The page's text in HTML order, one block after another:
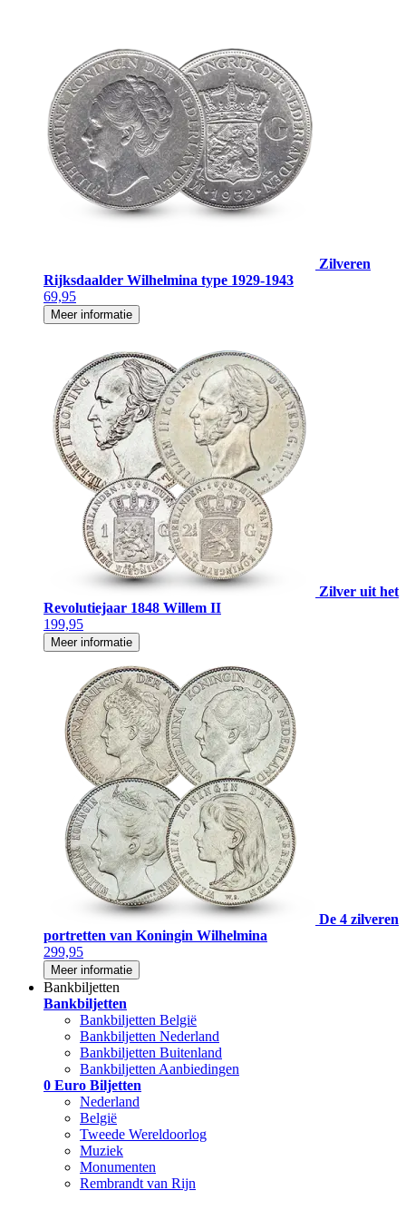
Zilveren
Rijksdaalder Wilhelmina type 1929-1943
69,95
Meer informatie
Zilver uit het
Revolutiejaar 1848 Willem II
199,95
Meer informatie
De 4 zilveren
portretten van Koningin Wilhelmina
299,95
Meer informatie
Bankbiljetten
Bankbiljetten
Bankbiljetten België
Bankbiljetten Nederland
Bankbiljetten Buitenland
Bankbiljetten Aanbiedingen
0 Euro Biljetten
Nederland
België
Tweede Wereldoorlog
Muziek
Monumenten
Rembrandt van Rijn